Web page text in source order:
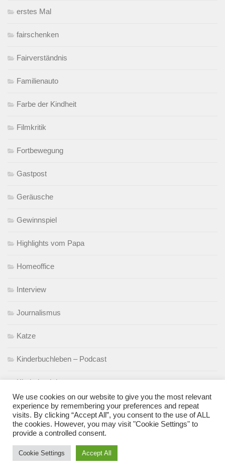
erstes Mal
fairschenken
Fairverständnis
Familienauto
Farbe der Kindheit
Filmkritik
Fortbewegung
Gastpost
Geräusche
Gewinnspiel
Highlights vom Papa
Homeoffice
Interview
Journalismus
Katze
Kinderbuchleben – Podcast
Kinderbuchtipps
Kinderfundstück
Kindergarten
Kita
We use cookies on our website to give you the most relevant
experience by remembering your preferences and repeat
visits. By clicking “Accept All”, you consent to the use of ALL
the cookies. However, you may visit "Cookie Settings" to
provide a controlled consent.
Cookie Settings Accept All